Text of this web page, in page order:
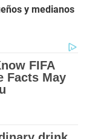
y medianos